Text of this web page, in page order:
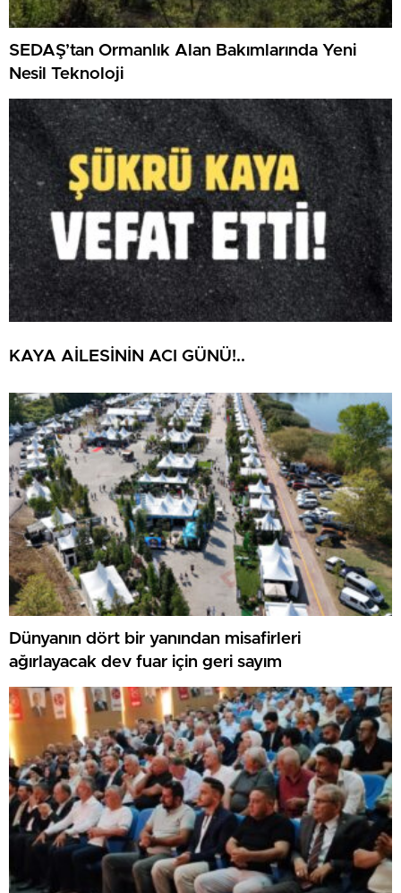
SEDAŞ’tan Ormanlık Alan Bakımlarında Yeni
Nesil Teknoloji
KAYA AİLESİNİN ACI GÜNÜ!..
Dünyanın dört bir yanından misafirleri
ağırlayacak dev fuar için geri sayım